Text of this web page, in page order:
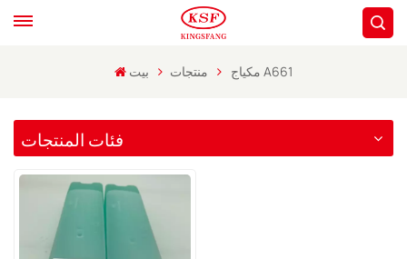
بيت منتجات مكياج A661
فئات المنتجات